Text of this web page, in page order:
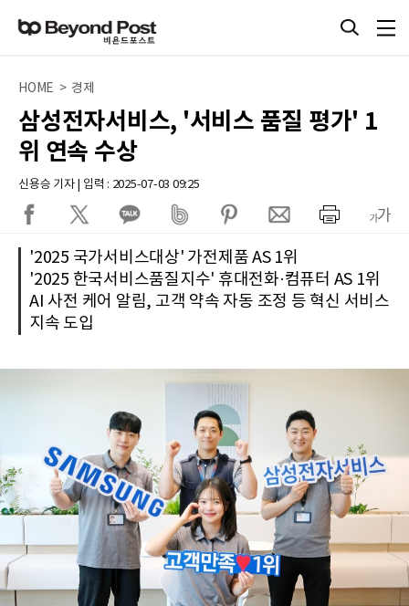
HOME > 경제
삼성전자서비스, '서비스 품질 평가' 1
위 연속 수상
신용승 기자 | 입력 : 2025-07-03 09:25
'2025 국가서비스대상' 가전제품 AS 1위
'2025 한국서비스품질지수' 휴대전화·컴퓨터 AS 1위
AI 사전 케어 알림, 고객 약속 자동 조정 등 혁신 서비스
지속 도입